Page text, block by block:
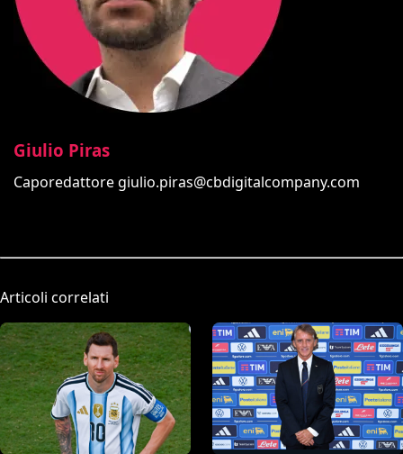
Giulio Piras
Caporedattoregiulio.piras@cbdigitalcompany.com
Articoli correlati